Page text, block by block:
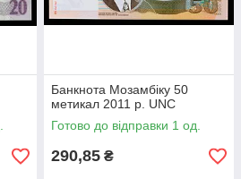
Банкнота Мозамбіку 50
метикал 2011 р. UNC
Готово до відправки 1 од.
290,85 ₴